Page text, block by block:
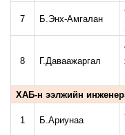
7 Б.Энх-Амгалан
8 Г.Даваажаргал
ХАБ-н ээлжийн
1 Б.Ариунаа